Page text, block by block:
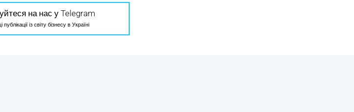
на нас у Telegram
із світу бізнесу в Україні